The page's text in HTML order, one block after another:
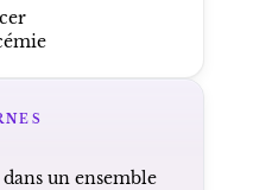
un ensemble